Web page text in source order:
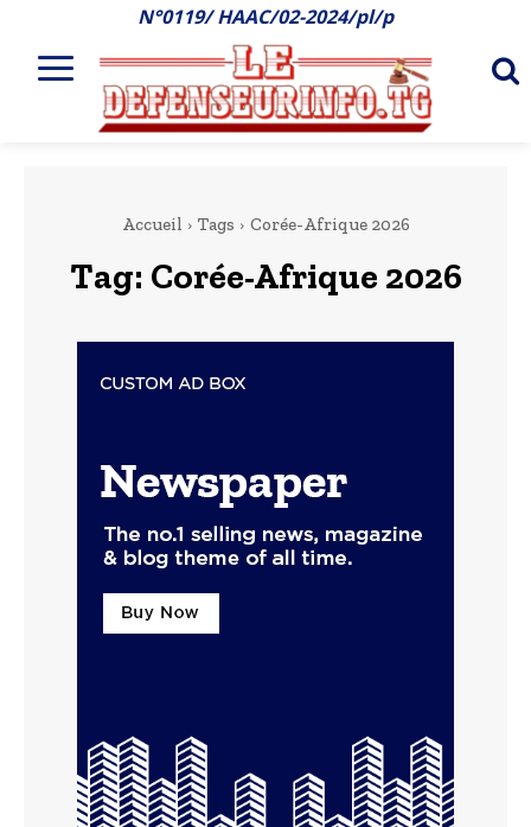
N°0119/ HAAC/02-2024/pl/p
Accueil Tags Corée-Afrique 2026
Tag: Corée-Afrique 2026